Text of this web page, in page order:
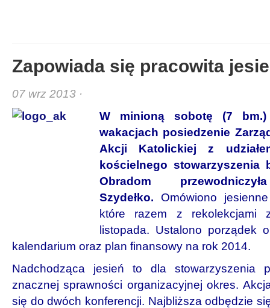
Zapowiada się pracowita
07 wrz 2013 ·
W minioną sobotę (7 bm.)
wakacjach posiedzenie
Akcji Katolickiej z
kościelnego stowarzyszenia
Obradom
Szydełko. Omówiono
które razem z rekolekcjami
listopada. Ustalono porządek
kalendarium oraz plan finansowy na rok 2014.
Nadchodząca jesień to dla stowarzyszenia
znacznej sprawności organizacyjnej okres.
się do dwóch konferencji. Najbliższa odbędzie